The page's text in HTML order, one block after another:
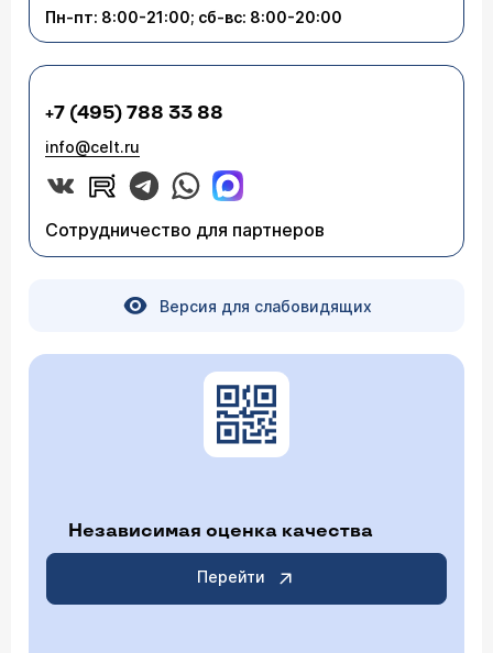
Пн-пт: 8:00-21:00; сб-вс: 8:00-20:00
+7 (495) 788 33 88
info@celt.ru
Сотрудничество для партнеров
Версия для слабовидящих
Независимая оценка качества
Перейти